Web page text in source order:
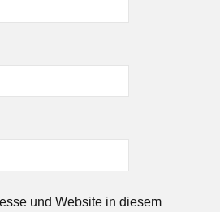
und Website in diesem